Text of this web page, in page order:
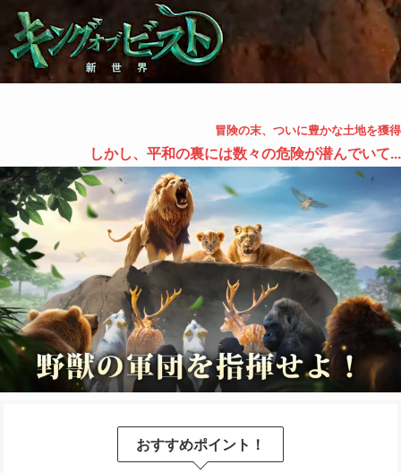
冒険の末、ついに豊かな土地を獲得
しかし、平和の裏には数々の危険が潜んでいて...
おすすめポイント！